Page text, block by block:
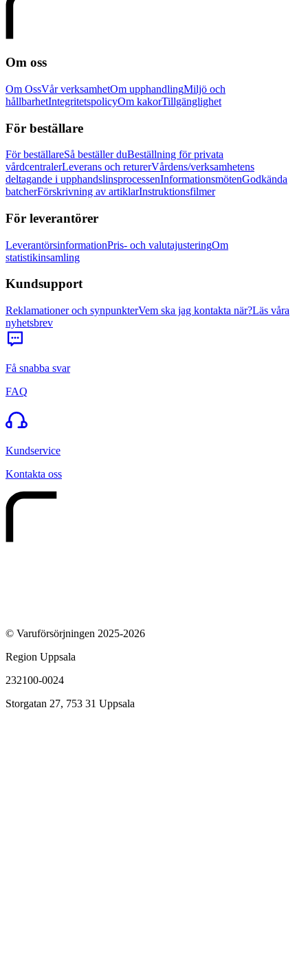
Om oss
Om OssVår verksamhetOm upphandlingMiljö och
hållbarhetIntegritetspolicyOm kakorTillgänglighet
För beställare
För beställareSå beställer duBeställning för privata
vårdcentralerLeverans och returerVårdens/verksamhetens
deltagande i upphandslinsprocessenInformationsmötenGodkända
batcherFörskrivning av artiklarInstruktionsfilmer
För leverantörer
LeverantörsinformationPris- och valutajusteringOm
statistikinsamling
Kundsupport
Reklamationer och synpunkterVem ska jag kontakta när?Läs våra
nyhetsbrev
Få snabba svar
FAQ
Kundservice
Kontakta oss
© Varuförsörjningen 2025-2026
Region Uppsala
232100-0024
Storgatan 27, 753 31 Uppsala